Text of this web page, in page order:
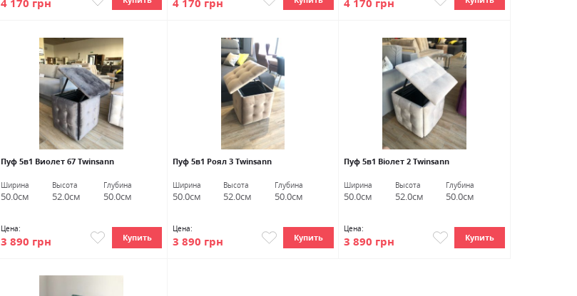
4 170 грн 4 170 грн 4 170 грн
Пуф 5в1 Виолет 67 Twinsann
Ширина
50.0см
Высота
52.0см
Глубина
50.0см
Цена:
3 890 грн Купить
Пуф 5в1 Роял 3 Twinsann
Ширина
50.0см
Высота
52.0см
Глубина
50.0см
Цена:
3 890 грн Купить
Пуф 5в1 Віолет 2 Twinsann
Ширина
50.0см
Высота
52.0см
Глубина
50.0см
Цена:
3 890 грн Купить